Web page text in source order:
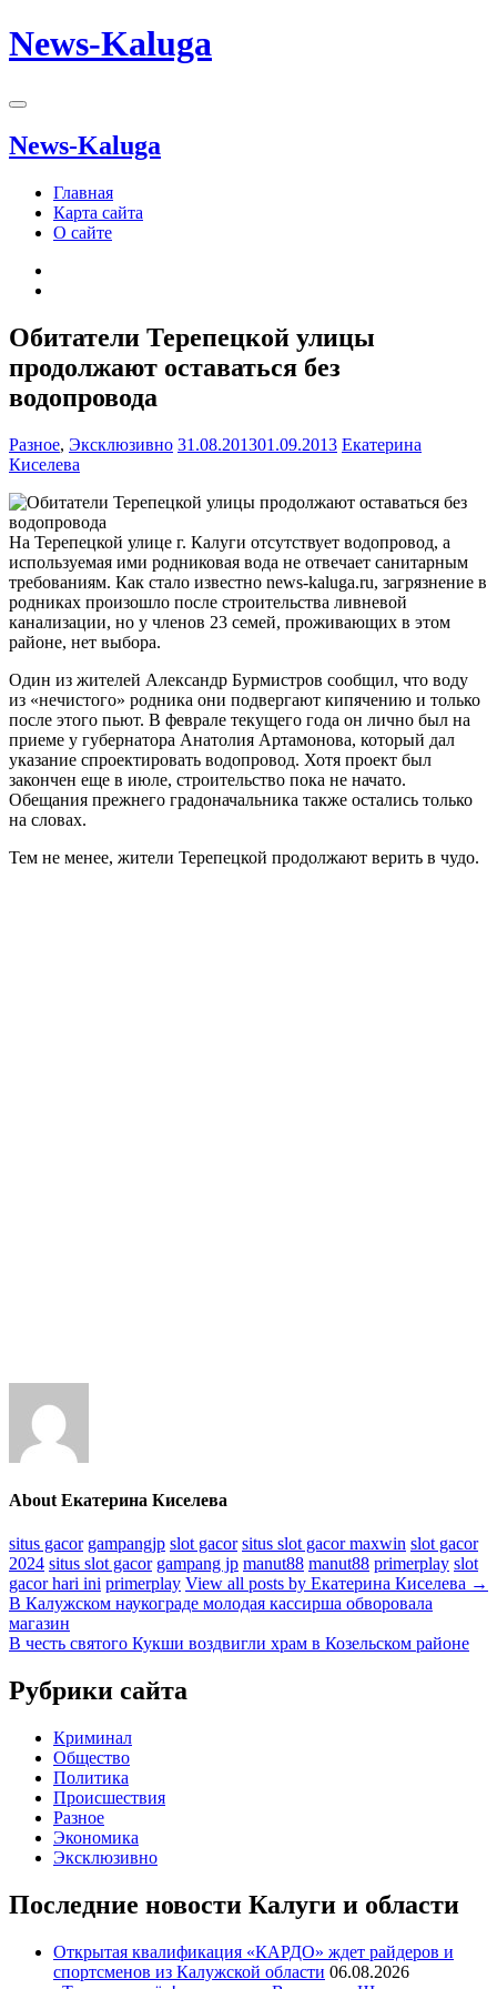
News-Kaluga
News-Kaluga
Главная
Карта сайта
О сайте
Обитатели Терепецкой улицы
продолжают оставаться без
водопровода
Разное, Эксклюзивно 31.08.201301.09.2013 Екатерина
Киселева
На Терепецкой улице г. Калуги отсутствует водопровод, а
используемая ими родниковая вода не отвечает санитарным
требованиям. Как стало известно news-kaluga.ru, загрязнение в
родниках произошло после строительства ливневой
канализации, но у членов 23 семей, проживающих в этом
районе, нет выбора.
Один из жителей Александр Бурмистров сообщил, что воду
из «нечистого» родника они подвергают кипячению и только
после этого пьют. В феврале текущего года он лично был на
приеме у губернатора Анатолия Артамонова, который дал
указание спроектировать водопровод. Хотя проект был
закончен еще в июле, строительство пока не начато.
Обещания прежнего градоначальника также остались только
на словах.
Тем не менее, жители Терепецкой продолжают верить в чудо.
About Екатерина Киселева
situs gacor gampangjp slot gacor situs slot gacor maxwin slot gacor
2024 situs slot gacor gampang jp manut88 manut88 primerplay slot
gacor hari ini primerplay View all posts by Екатерина Киселева →
Навигация
по
В Калужском наукограде молодая кассирша обворовала
магазин
В честь святого Кукши воздвигли храм в Козельском районе
Рубрики сайта
Криминал
Общество
Политика
Происшествия
Разное
Экономика
Эксклюзивно
Последние новости Калуги и области
Открытая квалификация «КАРДО» ждет райдеров и
спортсменов из Калужской области 06.08.2026